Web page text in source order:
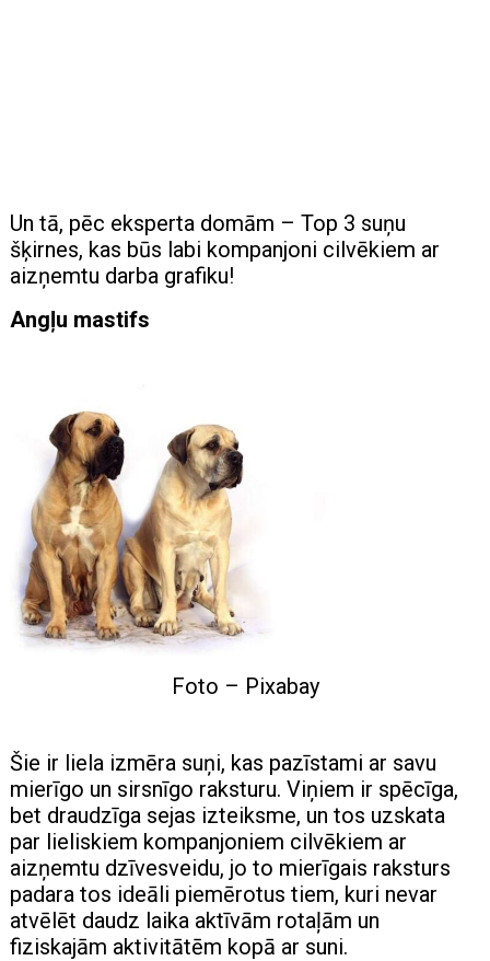
Un tā, pēc eksperta domām – Top 3 suņu
šķirnes, kas būs labi kompanjoni cilvēkiem ar
aizņemtu darba grafiku!
Angļu mastifs
Foto – Pixabay
Šie ir liela izmēra suņi, kas pazīstami ar savu
mierīgo un sirsnīgo raksturu. Viņiem ir spēcīga,
bet draudzīga sejas izteiksme, un tos uzskata
par lieliskiem kompanjoniem cilvēkiem ar
aizņemtu dzīvesveidu, jo to mierīgais raksturs
padara tos ideāli piemērotus tiem, kuri nevar
atvēlēt daudz laika aktīvām rotaļām un
fiziskajām aktivitātēm kopā ar suni.